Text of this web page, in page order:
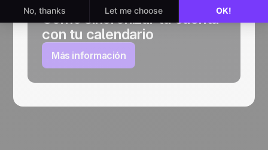
Cómo sincronizar tu cuenta
con tu calendario
Más información